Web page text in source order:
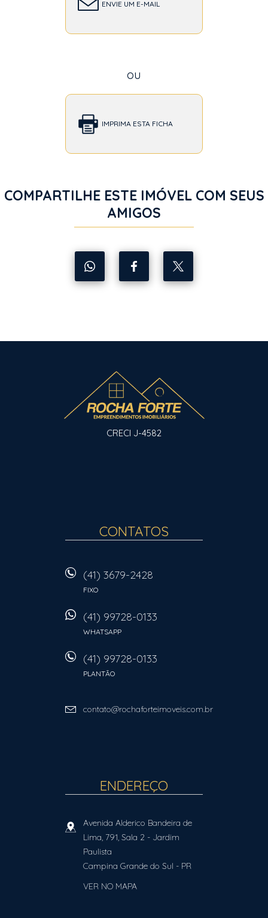
ENVIE UM E-MAIL
ou
IMPRIMA ESTA FICHA
COMPARTILHE ESTE IMÓVEL COM SEUS
AMIGOS
CRECI J-4582
CONTATOS
(41) 3679-2428
FIXO
(41) 99728-0133
WHATSAPP
(41) 99728-0133
PLANTÃO
contato@rochaforteimoveis.com.br
ENDEREÇO
Avenida Alderico Bandeira de
Lima, 791, Sala 2 - Jardim
Paulista
Campina Grande do Sul - PR
VER NO MAPA